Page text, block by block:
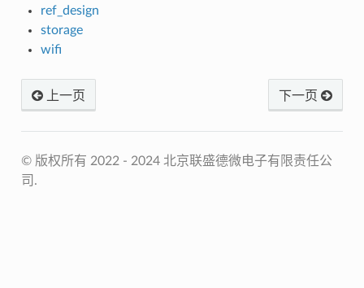
ref_design
storage
wifi
上一页 下一页
© 版权所有 2022 - 2024 北京联盛德微电子有限责任公
司.